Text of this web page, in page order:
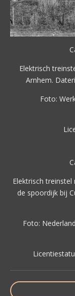
Elektrisch
Arnhem.
Foto:
Elektrisch treinstel
de spoordijk bij
Foto: